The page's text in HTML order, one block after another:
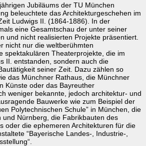
Jubiläums der TU München
beleuchtete das Architekturgeschehen im
Ludwigs II. (1864-1886). In der
eine Gesamtschau der unter seiner
und nicht realisierten Projekte präsentiert.
nicht nur die weltberühmten
spektakulären Theaterprojekte, die im
II. entstanden, sondern auch die
seiner Zeit. Dazu zählen so
das Münchner Rathaus, die Münchner
Künste oder das Bayreuther
weniger bekannte, jedoch architektur- und
Bauwerke wie zum Beispiel der
Polytechnischen Schule” in München, die
und Nürnberg, die Fabrikbauten des
oder die ephemeren Architekturen für die
“Bayerische Landes-, Industrie-,